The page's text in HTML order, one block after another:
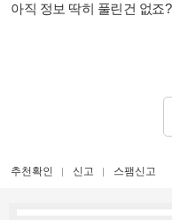
아직 정보 딱히 풀린건 없죠?
추천확인 신고 스팸신고